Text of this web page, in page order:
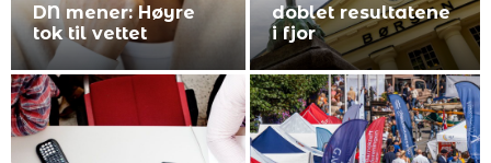
3 trinn til super lyd
i bilen
About EQOLOGY